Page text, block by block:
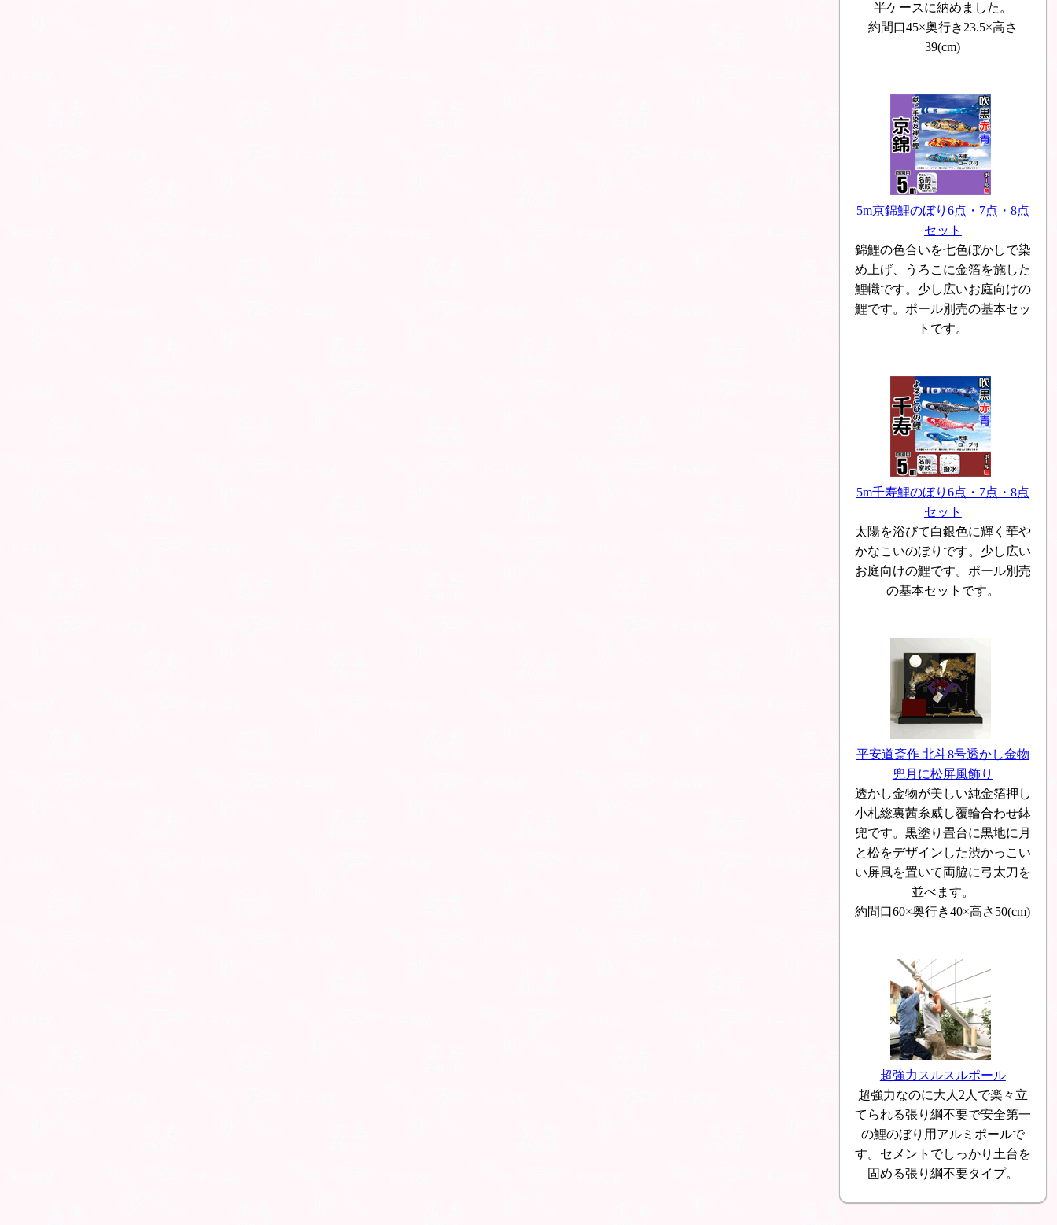
半ケースに納めました。
約間口45×奥行き23.5×高さ
39(cm)
5m京錦鯉のぼり6点・7点・8点
セット
錦鯉の色合いを七色ぼかしで染
め上げ、うろこに金箔を施した
鯉幟です。少し広いお庭向けの
鯉です。ポール別売の基本セッ
トです。
5m千寿鯉のぼり6点・7点・8点
セット
太陽を浴びて白銀色に輝く華や
かなこいのぼりです。少し広い
お庭向けの鯉です。ポール別売
の基本セットです。
平安道斎作 北斗8号透かし金物
兜月に松屏風飾り
透かし金物が美しい純金箔押し
小札総裏茜糸威し覆輪合わせ鉢
兜です。黒塗り畳台に黒地に月
と松をデザインした渋かっこい
い屏風を置いて両脇に弓太刀を
並べます。
約間口60×奥行き40×高さ50(cm)
超強力スルスルポール
超強力なのに大人2人で楽々立
てられる張り綱不要で安全第一
の鯉のぼり用アルミポールで
す。セメントでしっかり土台を
固める張り綱不要タイプ。